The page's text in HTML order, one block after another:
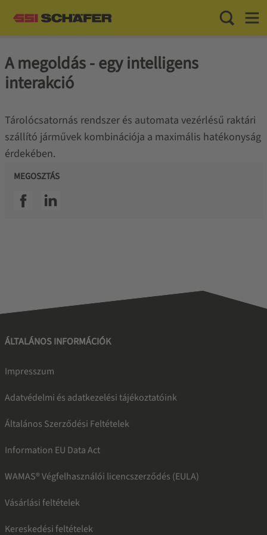
Toggle
A megoldás - egy intelligens
interakció
Tárolócsatornás rendszer és automata vezérlésű raktári
szállító járművek kombinációja a maximális hatékonyság
érdekében.
MEGOSZTÁS
SSI facebookSSI linkedin
ÁLTALÁNOS INFORMÁCIÓK
Impresszum
Adatvédelmi és adatkezelési tájékoztatóink
Általános Szerződési Feltételek
Information EU Data Act
WAMAS® Végfelhasználói licencszerződés (EULA)
Vásárlási feltételek
Kereskedési feltételek